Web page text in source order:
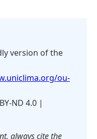
version of the
ou-
ND 4.0 |
always cite the